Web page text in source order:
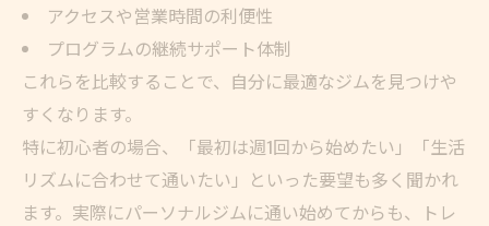
アクセスや営業時間の利便性
プログラムの継続サポート体制
これらを比較することで、自分に最適なジムを見つけや
すくなります。
特に初心者の場合、「最初は週1回から始めたい」「生活
リズムに合わせて通いたい」といった要望も多く聞かれ
ます。実際にパーソナルジムに通い始めてからも、トレ